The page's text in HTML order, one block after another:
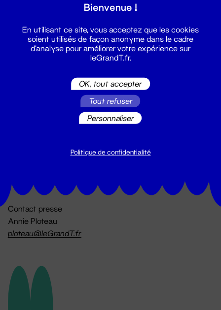
billetterie@leGrandT.fr
Contact presse
Annie Ploteau
ploteau@leGrandT.fr
Bienvenue !
En utilisant ce site, vous acceptez que les cookies
soient utilisés de façon anonyme dans le cadre
d'analyse pour améliorer votre expérience sur
leGrandT.fr.
OK, tout accepter
Tout refuser
Personnaliser
Politique de confidentialité